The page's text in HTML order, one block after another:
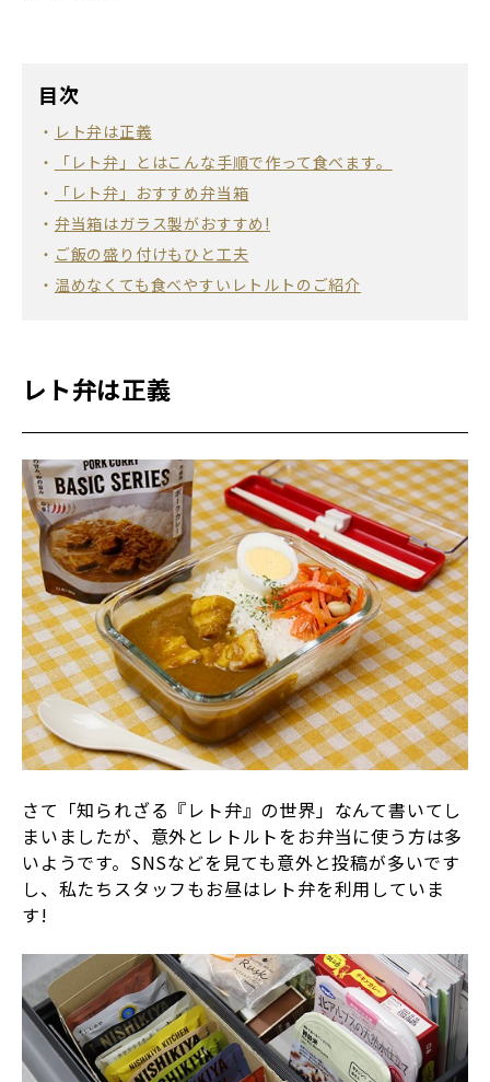
目次
レト弁は正義
「レト弁」とはこんな手順で作って食べます。
「レト弁」おすすめ弁当箱
弁当箱はガラス製がおすすめ!
ご飯の盛り付けもひと工夫
温めなくても食べやすいレトルトのご紹介
レト弁は正義
さて「知られざる『レト弁』の世界」なんて書いてし
まいましたが、意外とレトルトをお弁当に使う方は多
いようです。SNSなどを見ても意外と投稿が多いです
し、私たちスタッフもお昼はレト弁を利用していま
す!